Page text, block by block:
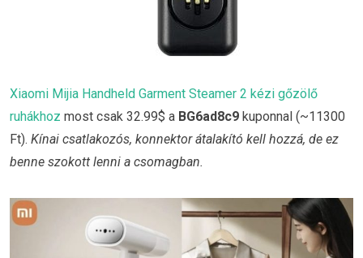
Xiaomi Mijia Handheld Garment Steamer 2 kézi gőzölő
ruhákhoz most csak 32.99$ a BG6ad8c9 kuponnal (~11300
Ft). Kínai csatlakozós, konnektor átalakító kell hozzá, de ez
benne szokott lenni a csomagban.